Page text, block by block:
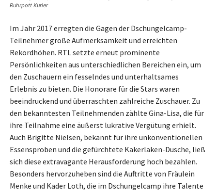
Ruhrpott Kurier
Im Jahr 2017 erregten die Gagen der Dschungelcamp-
Teilnehmer große Aufmerksamkeit und erreichten
Rekordhöhen. RTL setzte erneut prominente
Persönlichkeiten aus unterschiedlichen Bereichen ein, um
den Zuschauern ein fesselndes und unterhaltsames
Erlebnis zu bieten. Die Honorare für die Stars waren
beeindruckend und überraschten zahlreiche Zuschauer. Zu
den bekanntesten Teilnehmenden zählte Gina-Lisa, die für
ihre Teilnahme eine äußerst lukrative Vergütung erhielt.
Auch Brigitte Nielsen, bekannt für ihre unkonventionellen
Essensproben und die gefürchtete Kakerlaken-Dusche, ließ
sich diese extravagante Herausforderung hoch bezahlen.
Besonders hervorzuheben sind die Auftritte von Fräulein
Menke und Kader Loth, die im Dschungelcamp ihre Talente